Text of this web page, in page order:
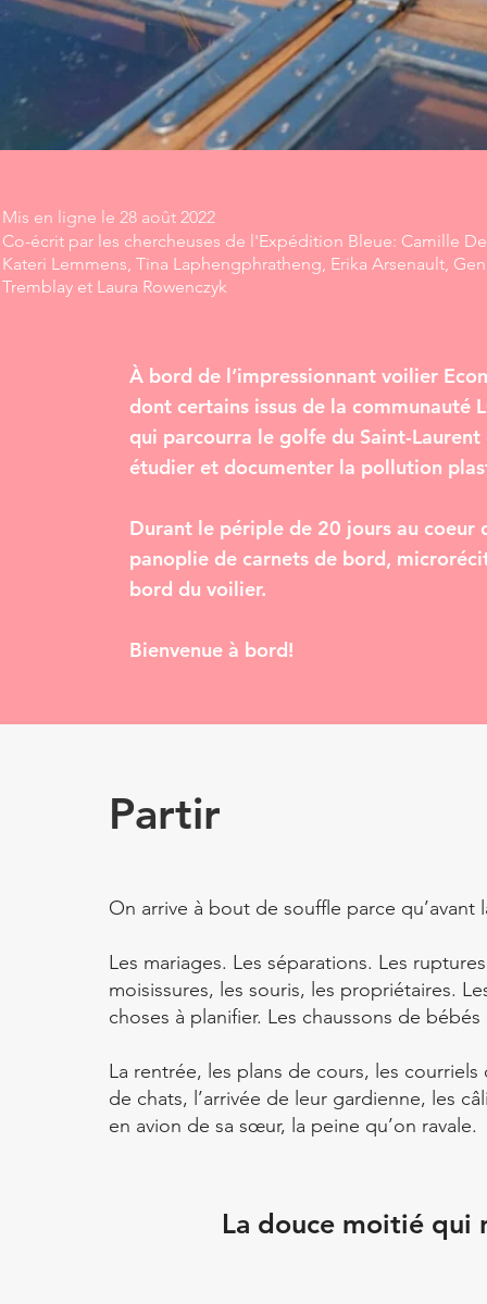
Mis en ligne le 28 août 2022
Co-écrit par les chercheuses de l'Expédition Bleue: Camille
Kateri Lemmens, Tina Laphengphratheng, Erika Arsenault,
Tremblay et Laura Rowenczyk
À bord de l’impressionnant voilier
dont certains issus de la
qui parcourra le golfe du Saint-
étudier et documenter la pollution
Durant le périple de 20 jours au coeur
panoplie de carnets de bord,
bord du voilier.
Bienvenue à bord!
Partir
On arrive à bout de souffle parce
Les mariages. Les séparations. Les
moisissures, les souris, les propriétaires.
choses à planifier. Les chaussons de
La rentrée, les plans de cours, les
de chats, l’arrivée de leur gardienne, les
en avion de sa sœur, la peine qu’on ravale.
La douce moitié qui